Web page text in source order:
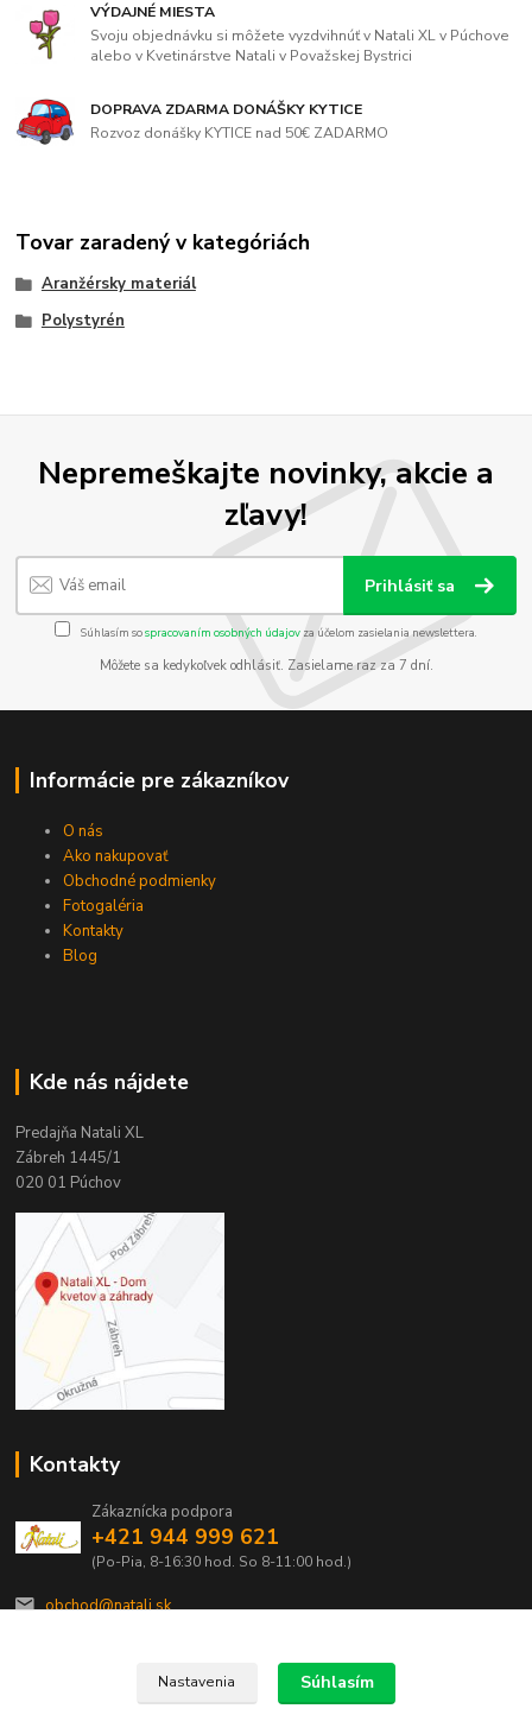
VÝDAJNÉ MIESTA
Svoju objednávku si môžete vyzdvihnúť v Natali XL v Púchove
alebo v Kvetinárstve Natali v Považskej Bystrici
DOPRAVA ZDARMA DONÁŠKY KYTICE
Rozvoz donášky KYTICE nad 50€ ZADARMO
Tovar zaradený v kategóriách
Aranžérsky materiál
Polystyrén
Nepremeškajte novinky, akcie a
zľavy!
Prihlásiť sa
Súhlasím sospracovaním osobných údajov za účelom zasielania newslettera.
Môžete sa kedykoľvek odhlásiť. Zasielame raz za 7 dní.
Informácie pre zákazníkov
O nás
Ako nakupovať
Obchodné podmienky
Fotogaléria
Kontakty
Blog
Kde nás nájdete
Predajňa Natali XL
Zábreh 1445/1
020 01 Púchov
Kontakty
Zákaznícka podpora
+421 944 999 621
(Po-Pia, 8-16:30 hod. So 8-11:00 hod.)
obchod@natali.sk
Nastavenia Súhlasím